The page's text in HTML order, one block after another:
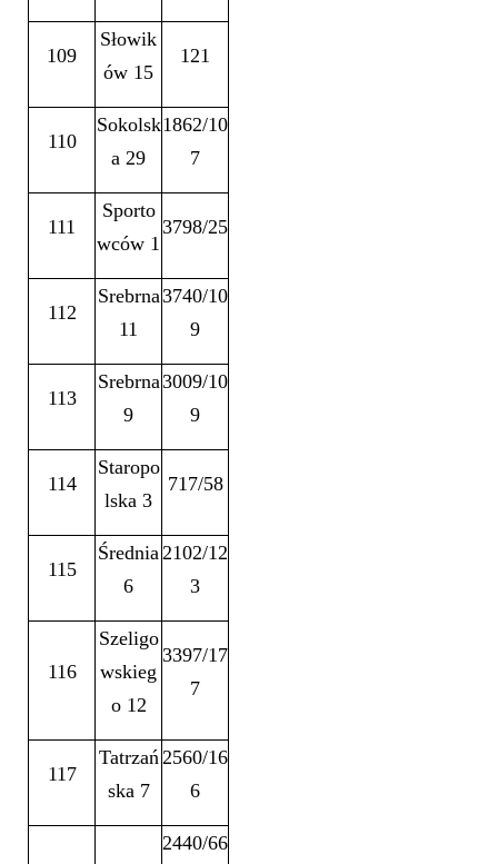
109
Słowik
ów 15
121
110
Sokolsk
a 29
1862/10
7
111
Sporto
wców 1
3798/25
112
Srebrna
11
3740/10
9
113
Srebrna
9
3009/10
9
114
Staropo
lska 3
717/58
115
Średnia
6
2102/12
3
116
Szeligo
wskieg
o 12
3397/17
7
117
Tatrzań
ska 7
2560/16
6
2440/66